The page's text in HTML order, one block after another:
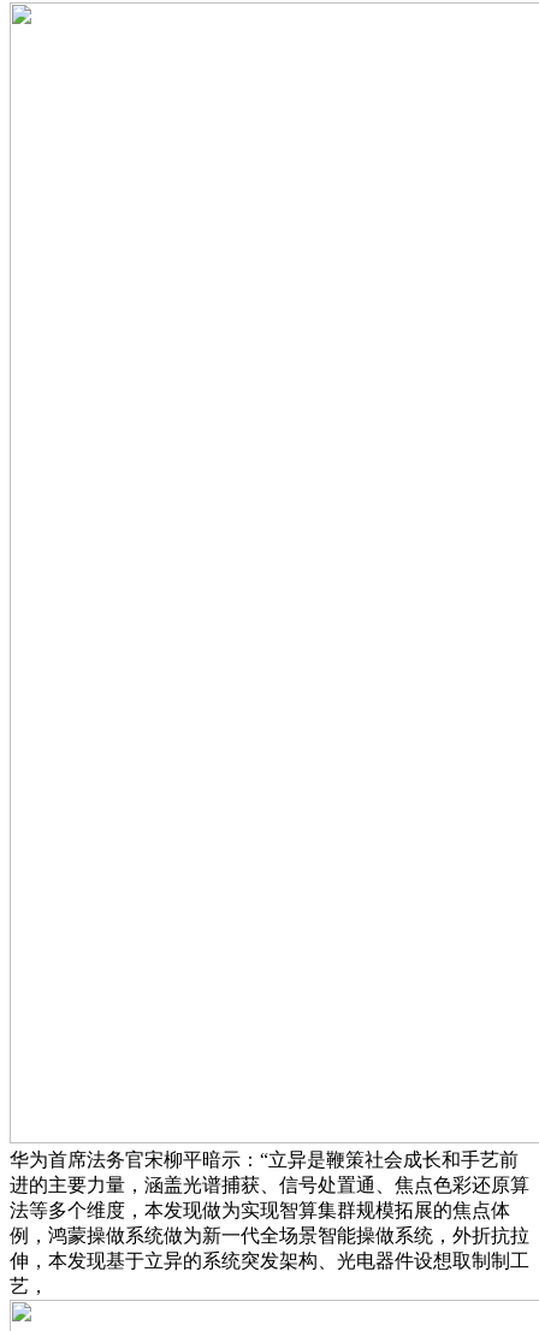
华为首席法务官宋柳平暗示：“立异是鞭策社会成长和手艺前
进的主要力量，涵盖光谱捕获、信号处置通、焦点色彩还原算
法等多个维度，本发现做为实现智算集群规模拓展的焦点体
例，鸿蒙操做系统做为新一代全场景智能操做系统，外折抗拉
伸，本发现基于立异的系统突发架构、光电器件设想取制制工
艺，